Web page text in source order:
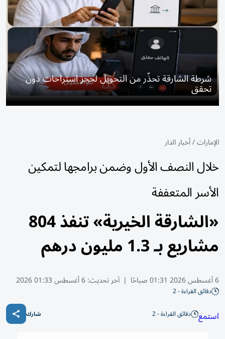
شرطة الشارقة تحذّر من التحويل لحجز استراحات دون
تحقق
الإمارات/أخبار الدار
خلال النصف الأول وضمن برامجها لتمكين
الأسر المتعففة
«الشارقة الخيرية» تنفذ 804
مشاريع بـ 1.3 مليون درهم
6 أغسطس 2026 01:31 صباحًا | آخر تحديث:6 أغسطس 01:33 2026
دقائق القراءة - 2
استمع دقائق القراءة - 2 شارك